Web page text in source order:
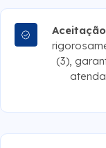
(3),